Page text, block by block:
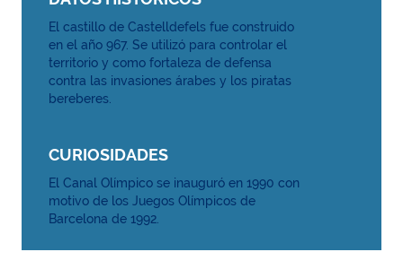
El castillo de Castelldefels fue construido
en el año 967. Se utilizó para controlar el
territorio y como fortaleza de defensa
contra las invasiones árabes y los piratas
bereberes.
CURIOSIDADES
El Canal Olímpico se inauguró en 1990 con
motivo de los Juegos Olímpicos de
Barcelona de 1992.